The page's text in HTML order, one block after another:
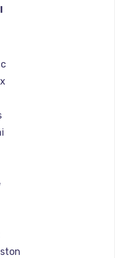
Ascaso
Jura
Olympia
Saeco
Cimbali
WMF
Nivona
Astoria
JVC
Ariston
Grundig
MOZZAFIATO
Vivitek
Thomson